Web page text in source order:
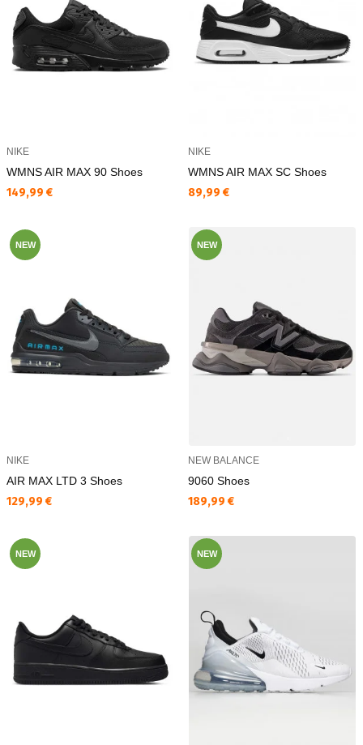
NIKE
WMNS AIR MAX 90 Shoes
Текуща цена:
149,99 €
NIKE
WMNS AIR MAX SC Shoes
Текуща цена:
89,99 €
NEW
NIKE
AIR MAX LTD 3 Shoes
Текуща цена:
129,99 €
NEW
NEW BALANCE
9060 Shoes
Текуща цена:
189,99 €
NEW NEW